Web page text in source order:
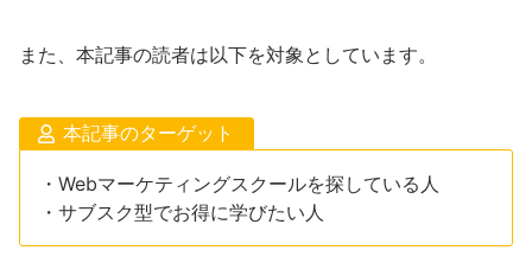
また、本記事の読者は以下を対象としています。
本記事のターゲット
・Webマーケティングスクールを探している人
・サブスク型でお得に学びたい人